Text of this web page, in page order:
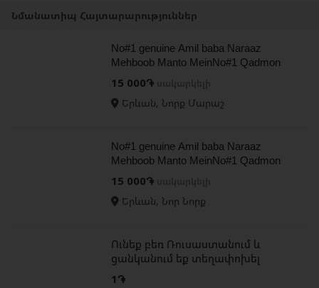
Նմանատիպ Հայտարարություններ
No#1 genuine Amil baba Naraaz
Mehboob Manto MeinNo#1 Qadmon
Mein | LoveMarriage Specialist Amil
UK13
15 000֏
Երևան, Նորք Մարաշ
No#1 genuine Amil baba Naraaz
Mehboob Manto MeinNo#1 Qadmon
Mein | Love Marriage Specialist Amil
UK2
15 000֏
Երևան, Նոր Նորք
Ունեք բեռ Ռուսաստանում և
ցանկանում եք տեղափոխել
Հայաստան,ապա դիմեք մեզ
1֏